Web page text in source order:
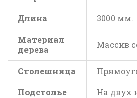
Длина
3000 мм.
Материал
дерева
Массив
Столешница
Подстолье
На двух